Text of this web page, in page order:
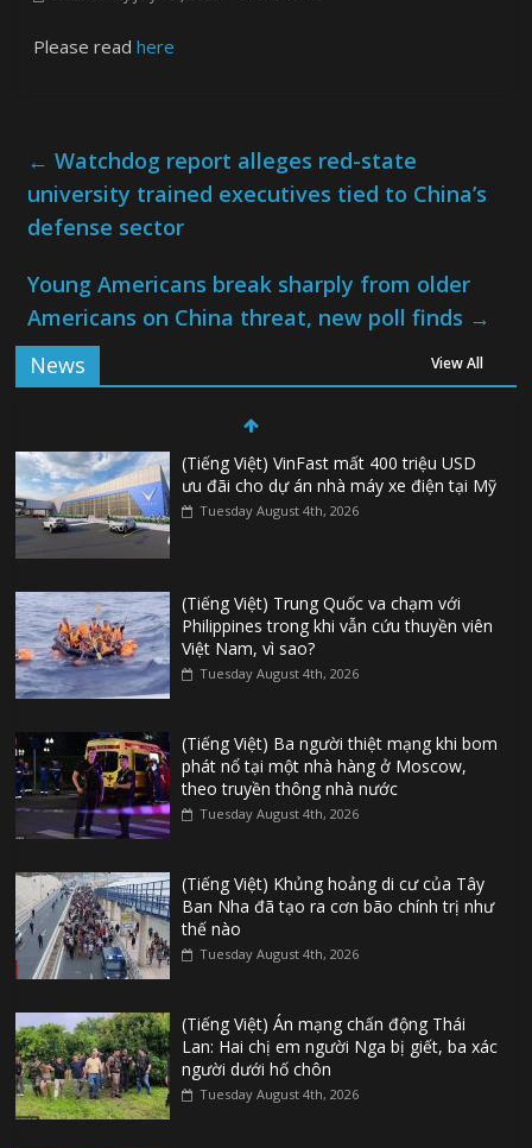
Please readhere
← Watchdog report alleges red-state
university trained executives tied to China’s
defense sector
Young Americans break sharply from older
Americans on China threat, new poll finds →
News
View All
(Tiếng Việt) VinFast mất 400 triệu USD
ưu đãi cho dự án nhà máy xe điện tại Mỹ
Tuesday August 4th, 2026
(Tiếng Việt) Trung Quốc va chạm với
Philippines trong khi vẫn cứu thuyền viên
Việt Nam, vì sao?
Tuesday August 4th, 2026
(Tiếng Việt) Ba người thiệt mạng khi bom
phát nổ tại một nhà hàng ở Moscow,
theo truyền thông nhà nước
Tuesday August 4th, 2026
(Tiếng Việt) Khủng hoảng di cư của Tây
Ban Nha đã tạo ra cơn bão chính trị như
thế nào
Tuesday August 4th, 2026
(Tiếng Việt) Án mạng chấn động Thái
Lan: Hai chị em người Nga bị giết, ba xác
người dưới hố chôn
Tuesday August 4th, 2026